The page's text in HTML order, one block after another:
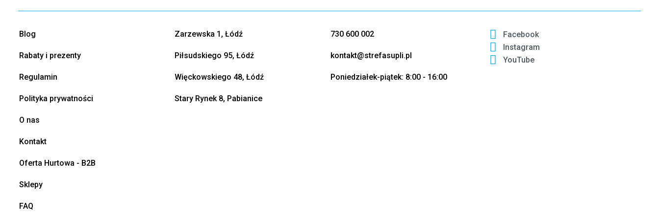
Blog
Rabaty i prezenty
Regulamin
Polityka prywatności
O nas
Kontakt
Oferta Hurtowa - B2B
Sklepy
FAQ
Zarzewska 1, Łódź
Piłsudskiego 95, Łódź
Więckowskiego 48, Łódź
Stary Rynek 8, Pabianice
730 600 002
kontakt@strefasupli.pl
Poniedziałek-piątek: 8:00 - 16:00
Facebook
Instagram
YouTube